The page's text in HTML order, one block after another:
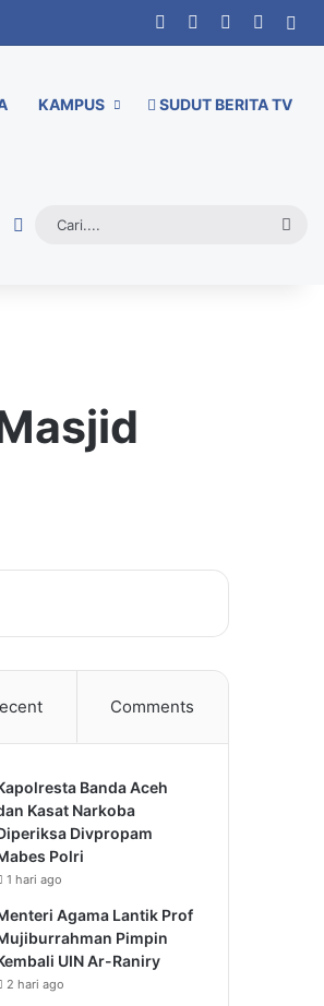
Facebook YouTube
KAMPUS SUDUT BERITA TV
Random Article
Comments
Banda Aceh
Kasat Narkoba
Divpropam
Polri
1 hari ago
Agama Lantik Prof
Pimpin
UIN Ar-Raniry
2 hari ago